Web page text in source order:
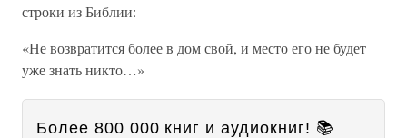
строки из Библии:
«Не возвратится более в дом свой, и место его не будет
уже знать никто…»
Более 800 000 книг и аудиокниг! 📚